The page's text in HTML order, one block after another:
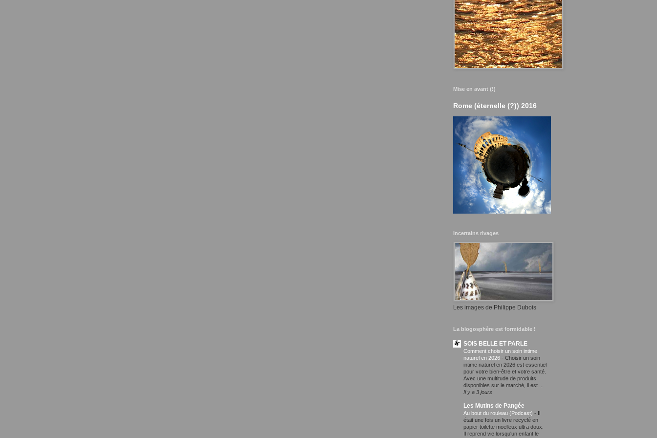
Mise en avant (!)
Rome (éternelle (?)) 2016
Incertains rivages
Les images de Philippe Dubois
La blogosphère est formidable !
SOIS BELLE ET PARLE
Comment choisir un soin intime
naturel en 2026 - Choisir un soin
intime naturel en 2026 est essentiel
pour votre bien-être et votre santé.
Avec une multitude de produits
disponibles sur le marché, il est ...
Il y a 3 jours
Les Mutins de Pangée
Au bout du rouleau (Podcast) - Il
était une fois un livre recyclé en
papier toilette moelleux ultra doux.
Il reprend vie lorsqu'un enfant le